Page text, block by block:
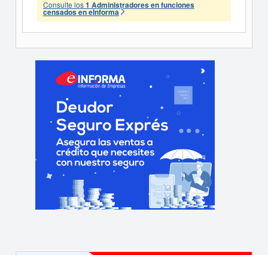
Consulte los1 Administradores en funciones
censados en eInforma